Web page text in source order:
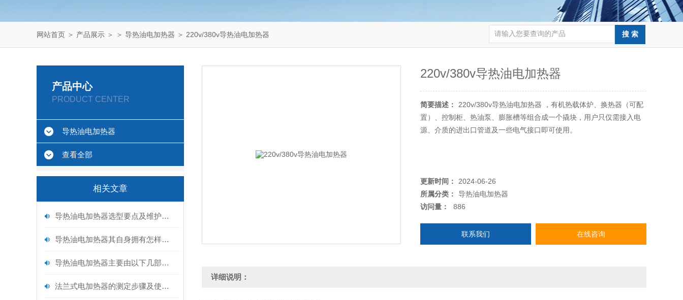
网站首页 ＞ 产品展示 ＞ ＞ 导热油电加热器 ＞ 220v/380v导热油电加热器
产品中心
PRODUCT CENTER
导热油电加热器
查看全部
相关文章
导热油电加热器选型要点及维护保养
导热油电加热器其自身拥有怎样的特点呢？
导热油电加热器主要由以下几部分构成
法兰式电加热器的测定步骤及使用注意事项如下
220v/380v导热油电加热器
简要描述：
220v/380v导热油电加热器 ，有机热载体炉、换热器（可配
置）、控制柜、热油泵、膨胀槽等组合成一个撬块，用户只仅需接入电
源、介质的进出口管道及一些电气接口即可使用。
更新时间：
2024-06-26
所属分类：
导热油电加热器
访问量：
886
联系我们 在线咨询
详细说明：